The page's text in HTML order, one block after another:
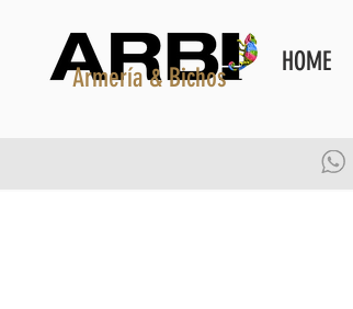
Armería & Bichos
HOME